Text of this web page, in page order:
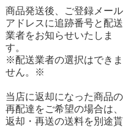
商品発送後、ご登録メール
アドレスに追跡番号と配送
業者をお知らせいたしま
す。
※配送業者の選択はできま
せん。※
当店に返却になった商品の
再配達をご希望の場合は、
返却・再送の送料を別途貰